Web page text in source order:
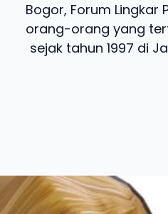
Bogor, Forum
orang-orang yang
sejak tahun 1997 di